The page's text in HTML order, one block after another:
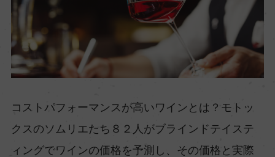
コストパフォーマンスが高いワインとは？モトッ
クスのソムリエたち８２人がブラインドテイステ
ィングでワインの価格を予測し、その価格と実際